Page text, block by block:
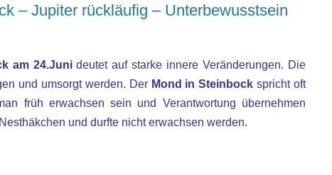
– Jupiter rückläufig – Unterbewusstsein
am 24.Junideutet auf starke innere Veränderungen. Die
und umsorgt werden. Der Mond in Steinbock spricht oft
früh erwachsen sein und Verantwortung übernehmen
und durfte nicht erwachsen werden.